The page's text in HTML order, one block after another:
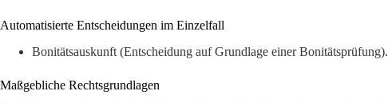
Automatisierte Entscheidungen im Einzelfall
Bonitätsauskunft (Entscheidung auf Grundlage einer Bonitätsprüfung).
Maßgebliche Rechtsgrundlagen